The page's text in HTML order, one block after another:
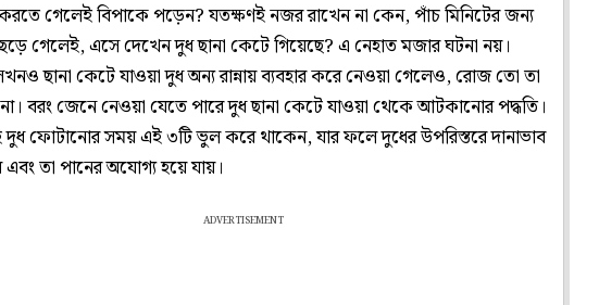
গেলেই বিপাকে পড়েন? যতক্ষণই নজর রাখেন না কেন, পাঁচ মিনিটের জন্য
গেলেই, এসে দেখেন দুধ ছানা কেটে গিয়েছে? এ নেহাত মজার ঘটনা নয়।
ছানা কেটে যাওয়া দুধ অন্য রান্নায় ব্যবহার করে নেওয়া গেলেও, রোজ তো তা
বরং জেনে নেওয়া যেতে পারে দুধ ছানা কেটে যাওয়া থেকে আটকানোর পদ্ধতি।
ফোটানোর সময় এই ৩টি ভুল করে থাকেন, যার ফলে দুধের উপরিস্তরে দানাভাব
এবং তা পানের অযোগ্য হয়ে যায়।
ADVERTISEMENT